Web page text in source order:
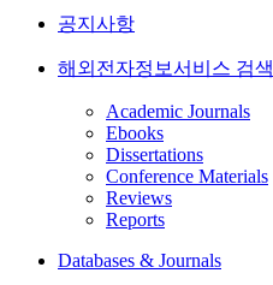
공지사항
해외전자정보서비스 검색
Academic Journals
Ebooks
Dissertations
Conference Materials
Reviews
Reports
Databases & Journals